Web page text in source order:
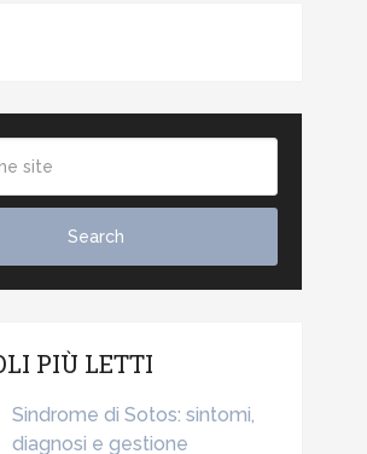
PIÙ LETTI
Sindrome di Sotos: sintomi,
diagnosi e gestione